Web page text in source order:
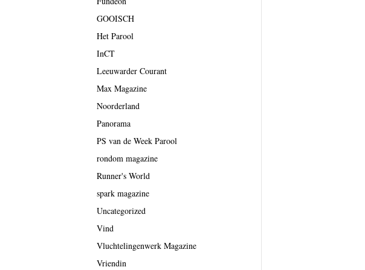
GOOISCH
Het Parool
InCT
Leeuwarder Courant
Max Magazine
Noorderland
Panorama
PS van de Week Parool
rondom magazine
Runner's World
spark magazine
Uncategorized
Vind
Vluchtelingenwerk Magazine
Vriendin